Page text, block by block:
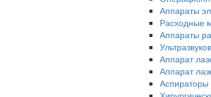
Аппараты
Расходные
Аппараты
Аппарат
Аппарат
Аспираторы